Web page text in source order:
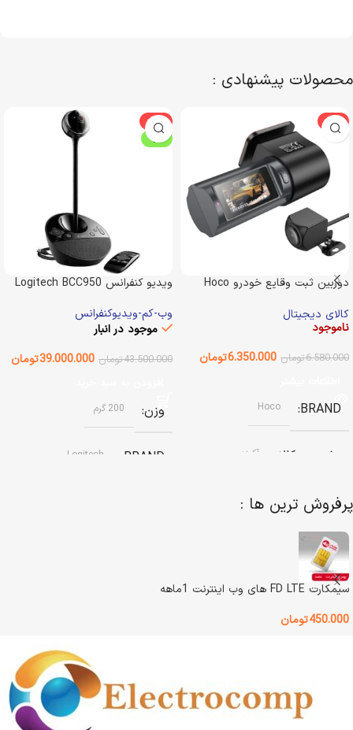
محصولات پیشنهادی :
-3%
دوربین ثبت وقایع خودرو Hoco
کالای دیجیتال
ناموجود
6.580.000تومان 6.350.000تومان
BRAND
Hoco
وضعیت کالا آکبند
اصالت کالا اصل
گارانتی
-10%
ویژه
ویدیو کنفرانس Logitech BCC950
وب-کم-ویدیوکنفرانس
موجود در انبار
43.500.000تومان 39.000.000تومان
وزن 200 گرم
BRAND
Logitech
گارانتی
پرفروش ترین ها :
سیمکارت FD LTE های وب اینترنت 1ماهه
450.000تومان